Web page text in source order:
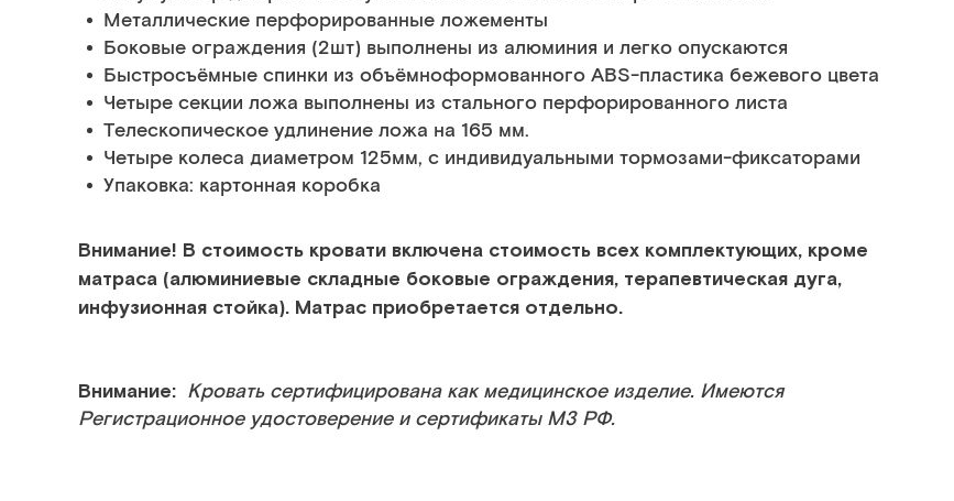
Металлические перфорированные ложементы
Боковые ограждения (2шт) выполнены из алюминия и легко опускаются
Быстросъёмные спинки из объёмноформованного АВS-пластика бежевого цвета
Четыре секции ложа выполнены из стального перфорированного листа
Телескопическое удлинение ложа на 165 мм.
Четыре колеса диаметром 125мм, с индивидуальными тормозами-фиксаторами
Упаковка: картонная коробка
Внимание! В стоимость кровати включена стоимость всех комплектующих, кроме
матраса (алюминиевые складные боковые ограждения, терапевтическая дуга,
инфузионная стойка). Матрас приобретается отдельно.
Внимание: Кровать сертифицирована как медицинское изделие. Имеются
Регистрационное удостоверение и сертификаты МЗ РФ.